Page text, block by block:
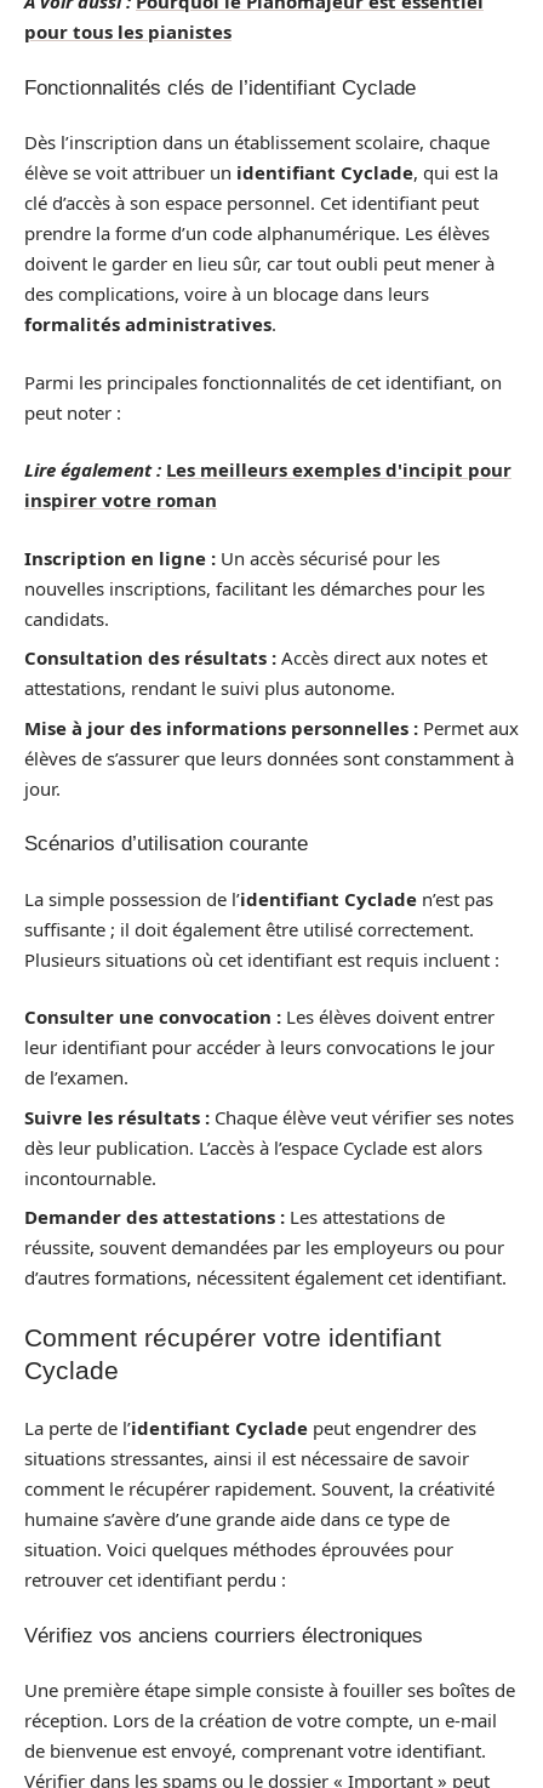
pour tous les pianistes
Fonctionnalités clés de l’identifiant Cyclade
Dès l’inscription dans un établissement scolaire, chaque
élève se voit attribuer un identifiant Cyclade, qui est la
clé d’accès à son espace personnel. Cet identifiant peut
prendre la forme d’un code alphanumérique. Les élèves
doivent le garder en lieu sûr, car tout oubli peut mener à
des complications, voire à un blocage dans leurs
formalités administratives.
Parmi les principales fonctionnalités de cet identifiant, on
peut noter :
Lire également : Les meilleurs exemples d'incipit pour
inspirer votre roman
Inscription en ligne : Un accès sécurisé pour les
nouvelles inscriptions, facilitant les démarches pour les
candidats.
Consultation des résultats : Accès direct aux notes et
attestations, rendant le suivi plus autonome.
Mise à jour des informations personnelles : Permet aux
élèves de s’assurer que leurs données sont constamment à
jour.
Scénarios d’utilisation courante
La simple possession de l’identifiant Cyclade n’est pas
suffisante ; il doit également être utilisé correctement.
Plusieurs situations où cet identifiant est requis incluent :
Consulter une convocation : Les élèves doivent entrer
leur identifiant pour accéder à leurs convocations le jour
de l’examen.
Suivre les résultats : Chaque élève veut vérifier ses notes
dès leur publication. L’accès à l’espace Cyclade est alors
incontournable.
Demander des attestations : Les attestations de
réussite, souvent demandées par les employeurs ou pour
d’autres formations, nécessitent également cet identifiant.
Comment récupérer votre identifiant
Cyclade
La perte de l’identifiant Cyclade peut engendrer des
situations stressantes, ainsi il est nécessaire de savoir
comment le récupérer rapidement. Souvent, la créativité
humaine s’avère d’une grande aide dans ce type de
situation. Voici quelques méthodes éprouvées pour
retrouver cet identifiant perdu :
Vérifiez vos anciens courriers électroniques
Une première étape simple consiste à fouiller ses boîtes de
réception. Lors de la création de votre compte, un e-mail
de bienvenue est envoyé, comprenant votre identifiant.
Vérifier dans les spams ou le dossier « Important » peut